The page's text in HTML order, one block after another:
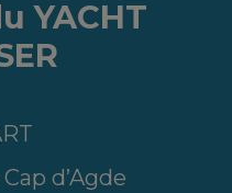
YACHT
d’Agde